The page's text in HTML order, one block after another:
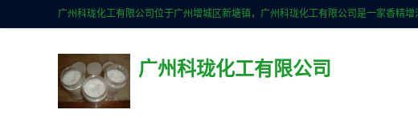
广州科珑化工有限公司